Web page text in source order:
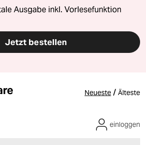
Ausgabe inkl. Vorlesefunktion
Jetzt bestellen
Neueste / Älteste
einloggen